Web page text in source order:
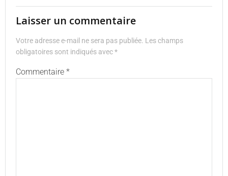
Laisser un commentaire
Votre adresse e-mail ne sera pas publiée. Les champs
obligatoires sont indiqués avec*
Commentaire *